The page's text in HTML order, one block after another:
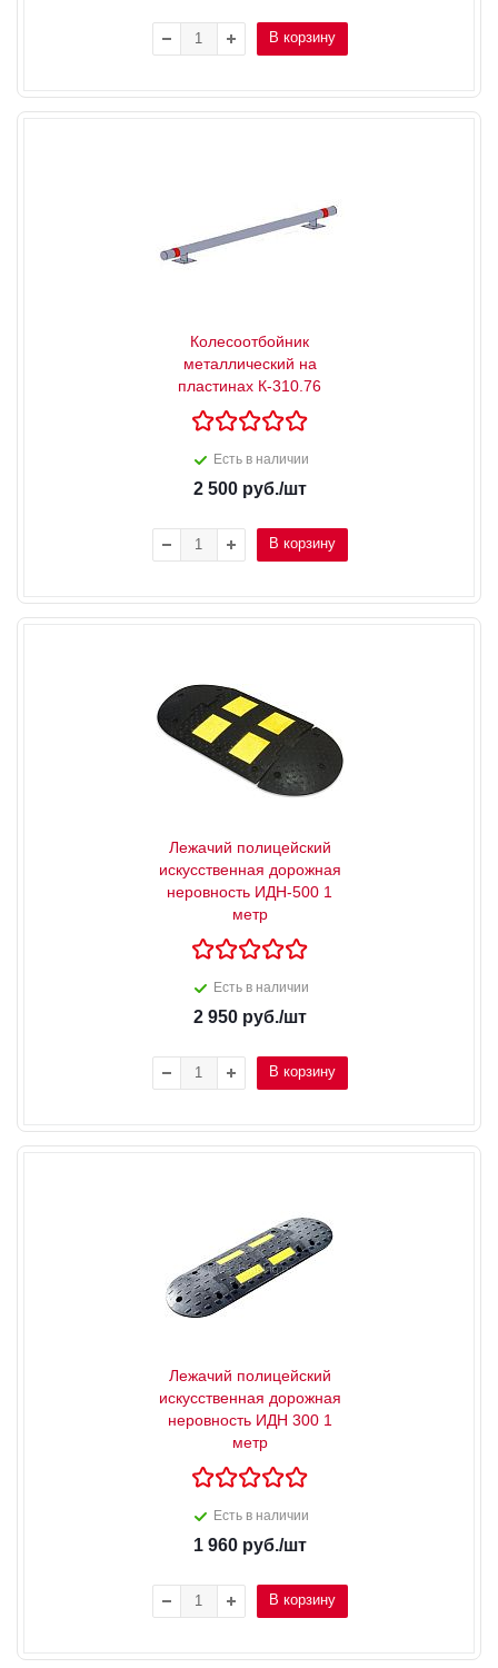
В корзину
Колесоотбойник
металлический на
пластинах К-310.76
Есть в наличии
2 500руб./шт
В корзину
Лежачий полицейский
искусственная дорожная
неровность ИДН-500 1
метр
Есть в наличии
2 950руб./шт
В корзину
Лежачий полицейский
искусственная дорожная
неровность ИДН 300 1
метр
Есть в наличии
1 960руб./шт
В корзину